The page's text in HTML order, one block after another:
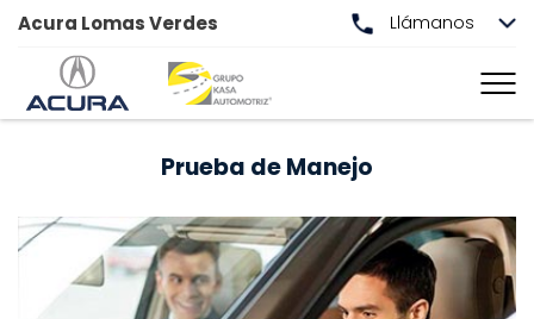
Acura Lomas Verdes Llámanos
Prueba de Manejo